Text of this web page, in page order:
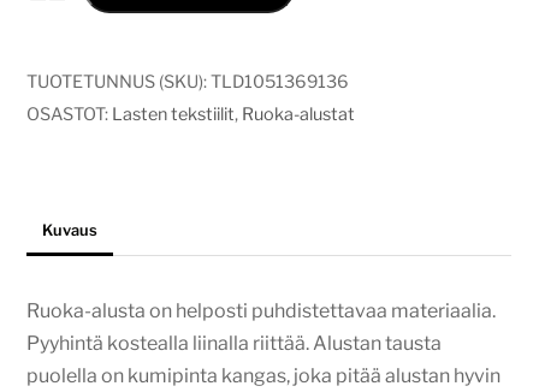
alusta
ja
kukkapallo
TUOTETUNNUS (SKU):TLD1051369136
OSASTOT: Lasten tekstiilit, Ruoka-alustat
Kuvaus
Ruoka-alusta on helposti puhdistettavaa materiaalia.
Pyyhintä kostealla liinalla riittää. Alustan tausta
puolella on kumipinta kangas, joka pitää alustan hyvin